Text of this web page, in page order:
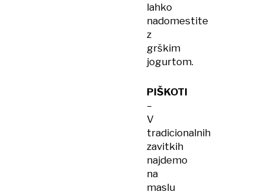
lahko
nadomestite
z
grškim
jogurtom.
PIŠKOTI
–
V
tradicionalnih
zavitkih
najdemo
na
maslu